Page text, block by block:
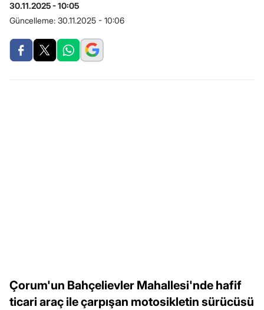
30.11.2025 - 10:05
Güncelleme: 30.11.2025 - 10:06
Çorum'un Bahçelievler Mahallesi'nde hafif
ticari araç ile çarpışan motosikletin sürücüsü